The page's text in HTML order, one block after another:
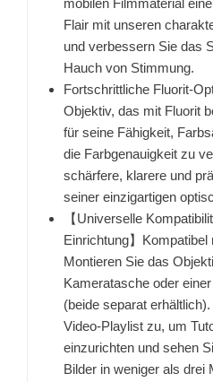
mobilen Filmmaterial
Flair mit unseren
und verbessern Sie das
Hauch von Stimmung.
Fortschrittliche Fluorit-
Objektiv, das mit Fluorit
für seine Fähigkeit,
die Farbgenauigkeit zu
schärfere, klarere und
seiner einzigartigen
【Universelle
Einrichtung】
Montieren Sie das
Kameratasche oder
(beide separat
Video-Playlist zu, um
einzurichten und sehen
Bilder in weniger als drei